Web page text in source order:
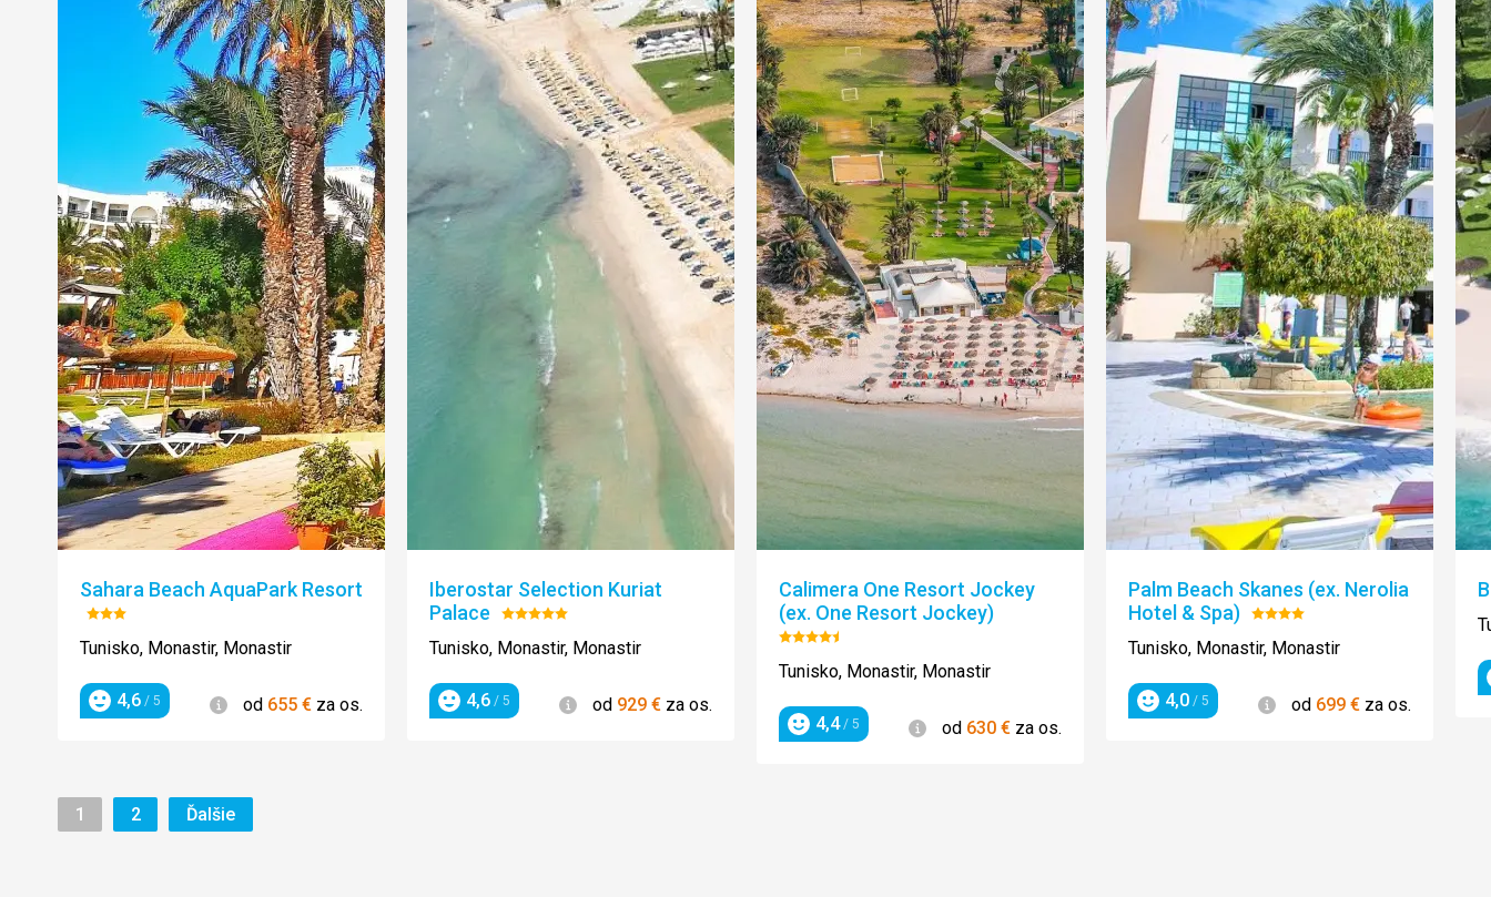
Sahara Beach AquaPark Resort
Hodnotenie:
3/5
Tunisko, Monastir, Monastir
Hodnotenie
4,6 / 5 Informácie
od 655 € za os.
Iberostar Selection Kuriat
Palace Hodnotenie:
5/5
Tunisko, Monastir, Monastir
Hodnotenie
4,6 / 5 Informácie
od 929 € za os.
Calimera One Resort Jockey
(ex. One Resort Jockey)
Hodnotenie:
4.5/5
Tunisko, Monastir, Monastir
Hodnotenie
4,4/ 5 Informácie
od 630 € za os.
Palm Beach Skanes (ex. Nerolia
Hotel & Spa) Hodnotenie:
4/5
Tunisko, Monastir, Monastir
Hodnotenie
4,0 / 5 Informácie
od 699 € za os.
Stránka
1 Stránka
2 ĎalšieStránka